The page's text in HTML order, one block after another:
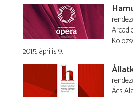
2015. április 9.
Ács